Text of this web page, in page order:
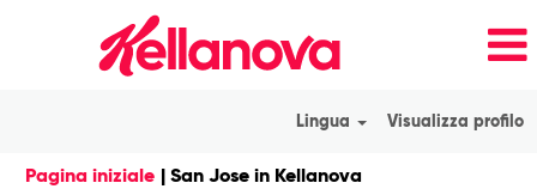
Lingua Visualizza profilo
Pagina iniziale | San Jose in Kellanova(pagina